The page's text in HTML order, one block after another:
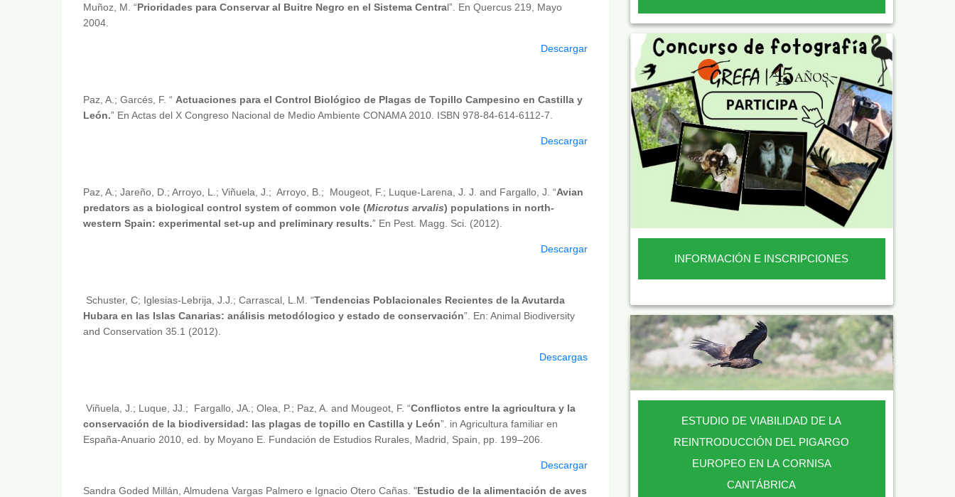
Muñoz, M. “Prioridades para Conservar al Buitre Negro en el Sistema Central”. En Quercus 219, Mayo
2004.
Descargar
Paz, A.; Garcés, F. “ Actuaciones para el Control Biológico de Plagas de Topillo Campesino en Castilla y
León.” En Actas del X Congreso Nacional de Medio Ambiente CONAMA 2010. ISBN 978-84-614-6112-7.
Descargar
Paz, A.; Jareño, D.; Arroyo, L.; Viñuela, J.; Arroyo, B.; Mougeot, F.; Luque-Larena, J. J. and Fargallo, J. “Avian
predators as a biological control system of common vole (Microtus arvalis) populations in north-
western Spain: experimental set-up and preliminary results.” En Pest. Magg. Sci. (2012).
Descargar
Schuster, C; Iglesias-Lebrija, J.J.; Carrascal, L.M. “Tendencias Poblacionales Recientes de la Avutarda
Hubara en las Islas Canarias: análisis metodólogico y estado de conservación”. En: Animal Biodiversity
and Conservation 35.1 (2012).
Descargas
Viñuela, J.; Luque, JJ.; Fargallo, JA.; Olea, P.; Paz, A. and Mougeot, F. “Conflictos entre la agricultura y la
conservación de la biodiversidad: las plagas de topillo en Castilla y León”. in Agricultura familiar en
España-Anuario 2010, ed. by Moyano E. Fundación de Estudios Rurales, Madrid, Spain, pp. 199–206.
Descargar
Sandra Goded Millán, Almudena Vargas Palmero e Ignacio Otero Cañas. "Estudio de la alimentación de aves
INFORMACIÓN E INSCRIPCIONES
ESTUDIO DE VIABILIDAD DE LA
REINTRODUCCIÓN DEL PIGARGO
EUROPEO EN LA CORNISA
CANTÁBRICA